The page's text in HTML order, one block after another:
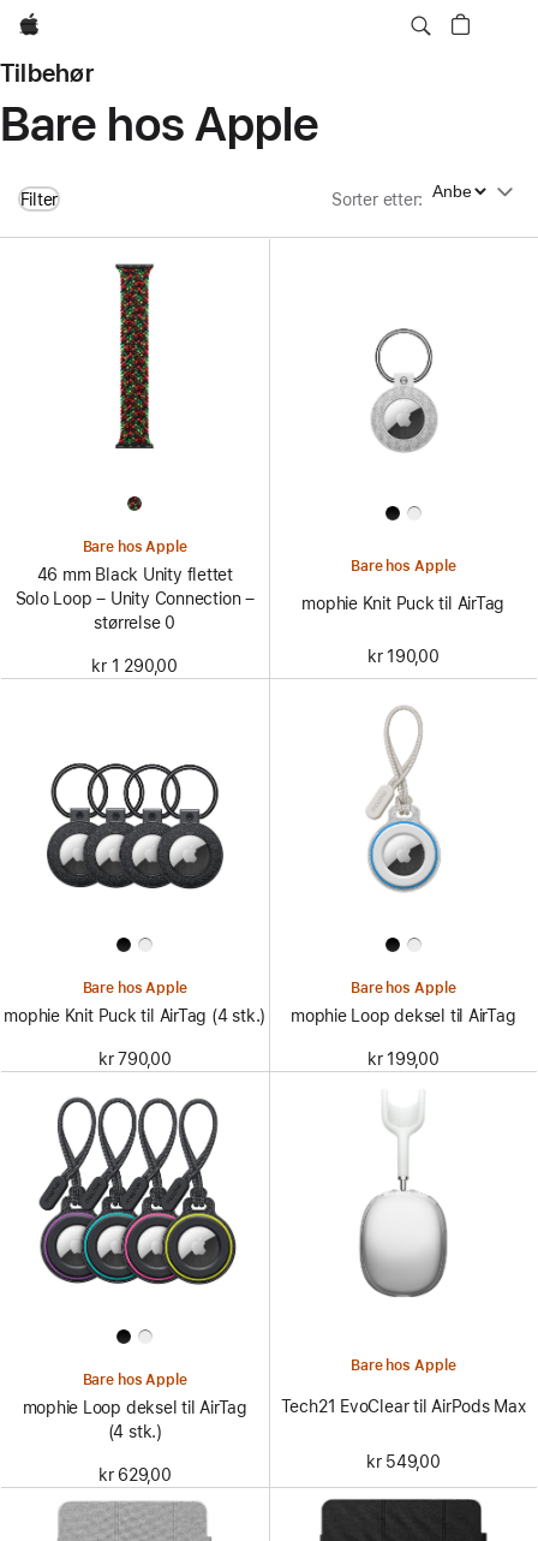
Apple
Tilbehør
Bare hos Apple
Filter Sorter etter: Sorter etter
Bare hos Apple
46 mm Black Unity flettet
Solo Loop – Unity Connection –
størrelse 0
kr 1 290,00
Bare hos Apple
mophie Knit Puck til AirTag
kr 190,00
Bare hos Apple
mophie Knit Puck til AirTag (4 stk.)
kr 790,00
Bare hos Apple
mophie Loop deksel til AirTag
kr 199,00
Bare hos Apple
mophie Loop deksel til AirTag
(4 stk.)
kr 629,00
Bare hos Apple
Tech21 EvoClear til AirPods Max
kr 549,00